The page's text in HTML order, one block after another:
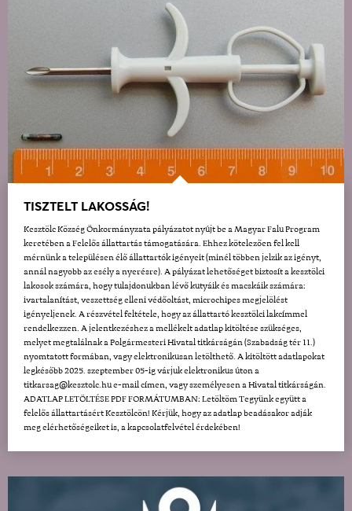
TISZTELT LAKOSSÁG!
Kesztölc Község Önkormányzata pályázatot nyújt be a Magyar Falu Program
keretében a Felelős állattartás támogatására. Ehhez kötelezően fel kell
mérnünk a településen élő állattartók igényeit (minél többen jelzik az igényt,
annál nagyobb az esély a nyerésre). A pályázat lehetőséget biztosít a kesztölci
lakosok számára, hogy tulajdonukban lévő kutyáik és macskáik számára:
ivartalanítást, veszettség elleni védőoltást, microchipes megjelölést
igényeljenek. A részvétel feltétele, hogy az állattartó kesztölci lakcímmel
rendelkezzen. A jelentkezéshez a mellékelt adatlap kitöltése szükséges,
melyet megtalálnak a Polgármesteri Hivatal titkárságán (Szabadság tér 11.)
nyomtatott formában, vagy elektronikusan letölthető. A kitöltött adatlapokat
legkésőbb 2025. szeptember 05-ig várjuk elektronikus úton a
titkarsag@kesztolc.hu e-mail címen, vagy személyesen a Hivatal titkárságán.
ADATLAP LETÖLTÉSE PDF FORMÁTUMBAN: Letöltöm Tegyünk együtt a
felelős állattartásért Kesztölcön! Kérjük, hogy az adatlap beadásakor adják
meg elérhetőségeiket is, a kapcsolatfelvétel érdekében!